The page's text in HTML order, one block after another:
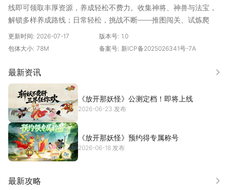
线即可领取丰厚资源，养成轻松不费力。收集神将、神兽与法宝，
解锁多样养成路线；日常轻松，挑战不断——推图闯关、试炼爬
塔、热血对决，想玩就玩。现在就化身天命人，踏上取经之路，放
开那妖怪，收编为友！
更新时间: 2026-07-17 版本号: 1.0
包体大小: 78M 备案号: 新ICP备2025026341号-7A
最新资讯 更多
《放开那妖怪》公测定档！即将上线
2026-06-23 发布
《放开那妖怪》预约得专属称号
2026-06-18 发布
最新攻略 更多